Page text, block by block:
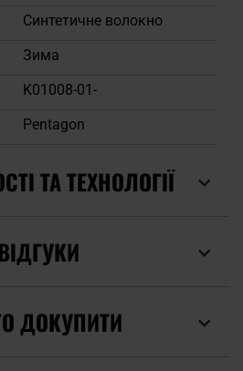
Синтетичне волокно
Зима
K01008-01-
Pentagon
ТА ТЕХНОЛОГІЇ
ДОКУПИТИ